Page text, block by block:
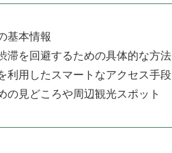
基本情報
滞を回避するための具体的な方法
利用したスマートなアクセス手段
の見どころや周辺観光スポット